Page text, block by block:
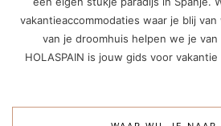
vakantieaccommodaties waar je blij
van je droomhuis helpen we je
HOLASPAIN is jouw gids voor